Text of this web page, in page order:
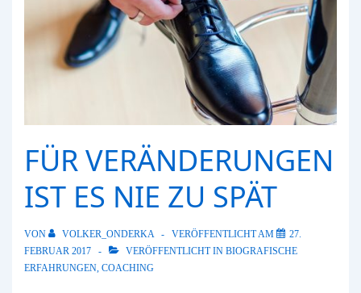
FÜR VERÄNDERUNGEN
IST ES NIE ZU SPÄT
VON VOLKER_ONDERKA VERÖFFENTLICHT AM
27.
FEBRUAR 2017
VERÖFFENTLICHT IN BIOGRAFISCHE
ERFAHRUNGEN COACHING